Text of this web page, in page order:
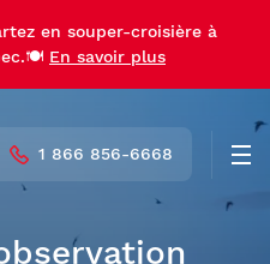
en souper-croisière à
En savoir plus
en souper-croisière à
En savoir plus
1 866 856-6668